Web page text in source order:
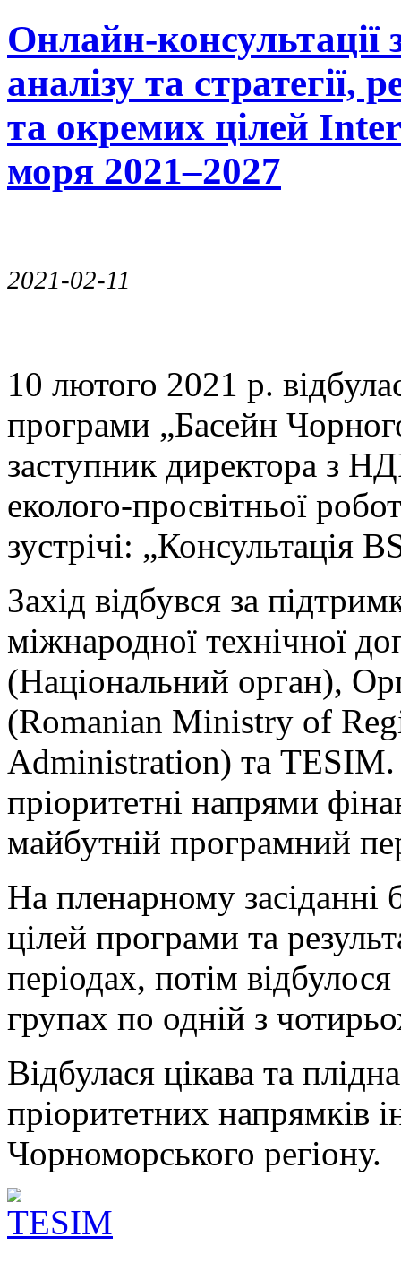
Онлайн-консультації
аналізу та стратегії,
та окремих цілей
моря 2021–2027
2021-02-11
10 лютого 2021 р.
програми „Басейн
заступник директора з
еколого-просвітньої
зустрічі: „Консультація
Захід відбувся за
міжнародної технічної
(Національний орган),
(Romanian Ministry of
Administration) та TESIM.
пріоритетні напрями
майбутній програмний
На пленарному засіданні
цілей програми та
періодах, потім
групах по одній з
Відбулася цікава та
пріоритетних напрямків
Чорноморського регіону.